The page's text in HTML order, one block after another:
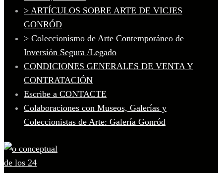
> ARTÍCULOS SOBRE ARTE DE VICJES
GONRÓD
> Coleccionismo de Arte Contemporáneo de
Inversión Segura /Legado
CONDICIONES GENERALES DE VENTA Y
CONTRATACIÓN
Escribe a CONTACTE
Colaboraciones con Museos, Galerías y
Coleccionistas de Arte: Galería Gonród